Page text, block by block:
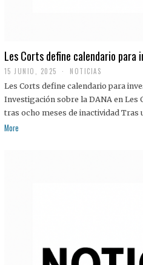
Les Corts define calendario para
15 JUNIO, 2025 NOTICIAS
Les Corts define calendario para
Investigación sobre la DANA en Les
tras ocho meses de inactividad Tras
More